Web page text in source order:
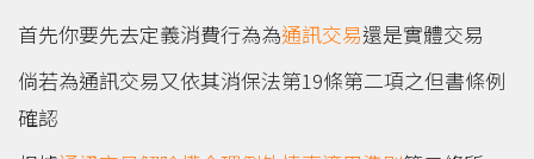
首先你要先去定義消費行為為通訊交易還是實體交易
倘若為通訊交易又依其消保法第19條第二項之但書條例
確認